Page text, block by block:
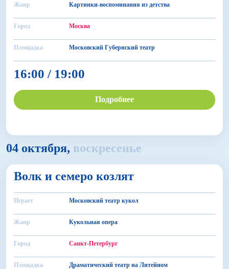
Жанр Картинки-воспоминания из детства
Город Москва
Площадка Московский Губернский театр
16:00 / 19:00
Подробнее
04 октября, воскресенье
6+
Волк и семеро козлят
Играет Московский театр кукол
Жанр Кукольная опера
Город Санкт-Петербург
Площадка Драматический театр на Литейном